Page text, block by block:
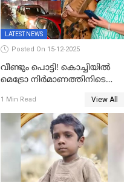
LATEST NEWS
Posted On 15-12-2025
വീണ്ടും പൊട്ടി! കൊച്ചിയിൽ
മെട്രോ നിർമാണത്തിനിടെ
റോഡിൽ ഗതാഗത കുരുക്ക്,
കലൂർ സ്റ്റേഡിയം റോഡ്
ഉപരോധിച്ച് കോൺഗ്രസ്
1 Min Read View All